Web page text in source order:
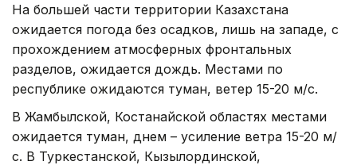
На большей части территории Казахстана
ожидается погода без осадков, лишь на западе, с
прохождением атмосферных фронтальных
разделов, ожидается дождь. Местами по
республике ожидаются туман, ветер 15-20 м/с.
В Жамбылской, Костанайской областях местами
ожидается туман, днем – усиление ветра 15-20 м/
с. В Туркестанской, Кызылординской,